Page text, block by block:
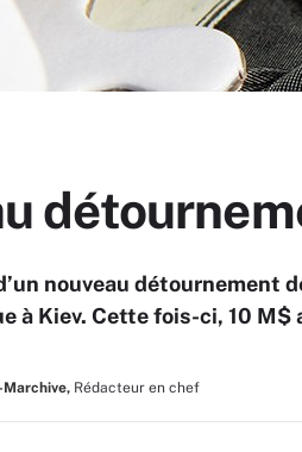
nouveau détournement
à Kiev. Cette fois-ci, 10
Rédacteur en chef